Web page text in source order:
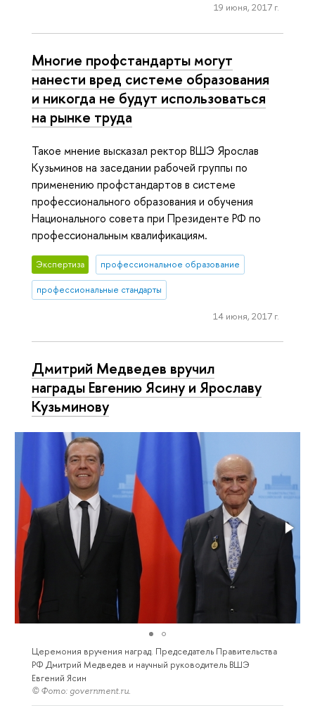
19 июня, 2017 г.
Многие профстандарты могут
нанести вред системе образования
и никогда не будут использоваться
на рынке труда
Такое мнение высказал ректор ВШЭ Ярослав
Кузьминов на заседании рабочей группы по
применению профстандартов в системе
профессионального образования и обучения
Национального совета при Президенте РФ по
профессиональным квалификациям.
Экспертиза профессиональное образование
профессиональные стандарты
14 июня, 2017 г.
Дмитрий Медведев вручил
награды Евгению Ясину и Ярославу
Кузьминову
Церемония вручения наград. Председатель Правительства
РФ Дмитрий Медведев и научный руководитель ВШЭ
Евгений Ясин
© Фото: government.ru.